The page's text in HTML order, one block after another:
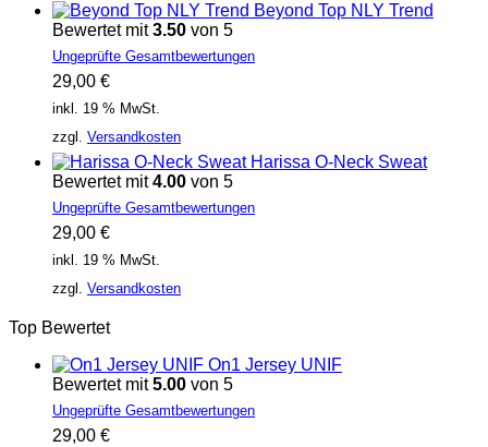
Beyond Top NLY Trend
Bewertet mit3.50 von 5
Ungeprüfte Gesamtbewertungen
29,00 €
inkl. 19 % MwSt.
zzgl. Versandkosten
Harissa O-Neck Sweat
Bewertet mit4.00 von 5
Ungeprüfte Gesamtbewertungen
29,00 €
inkl. 19 % MwSt.
zzgl. Versandkosten
Top Bewertet
On1 Jersey UNIF
Bewertet mit5.00 von 5
Ungeprüfte Gesamtbewertungen
29,00 €